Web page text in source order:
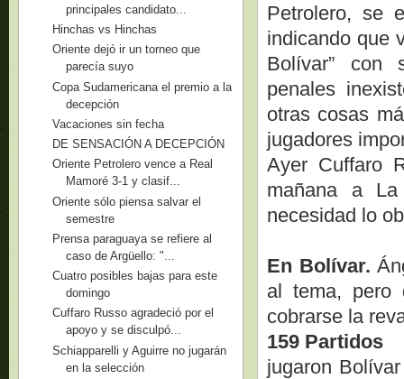
Petrolero, se
indicando que
Bolívar” con
penales
otras cosas
jugadores
Ayer Cuffaro
mañana a
necesidad lo
En Bolívar.
al tema, pero
cobrarse la
159 Partidos
jugaron
principales candidato...
Hinchas vs Hinchas
Oriente dejó ir un torneo que
parecía suyo
Copa Sudamericana el premio a la
decepción
Vacaciones sin fecha
DE SENSACIÓN A DECEPCIÓN
Oriente Petrolero vence a Real
Mamoré 3-1 y clasif...
Oriente sólo piensa salvar el
semestre
Prensa paraguaya se refiere al
caso de Argüello: "...
Cuatro posibles bajas para este
domingo
Cuffaro Russo agradeció por el
apoyo y se disculpó...
Schiapparelli y Aguirre no jugarán
en la selección